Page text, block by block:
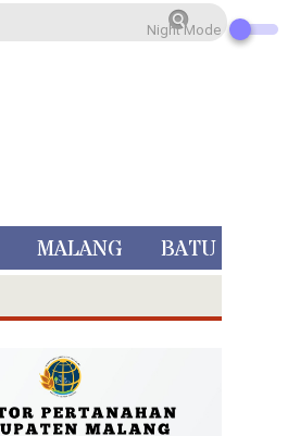
MALANG BATU
Night Mode